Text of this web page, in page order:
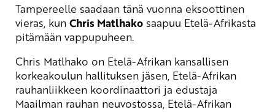
Tampereelle saadaan tänä vuonna eksoottinen
vieras, kun Chris Matlhako saapuu Etelä-Afrikasta
pitämään vappupuheen.
Chris Matlhako on Etelä-Afrikan kansallisen
korkeakoulun hallituksen jäsen, Etelä-Afrikan
rauhanliikkeen koordinaattori ja edustaja
Maailman rauhan neuvostossa, Etelä-Afrikan